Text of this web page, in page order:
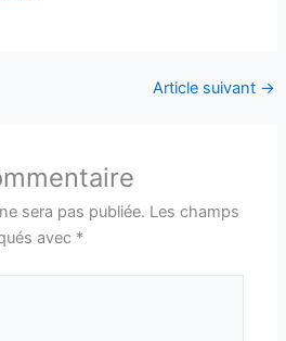
Article suivant →
sera pas publiée. Les champs
avec *